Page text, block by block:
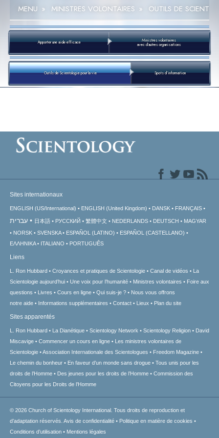
MENU » MINISTRES VOLONTAIRES » OUTILS DE
Apporter une aide efficace Ministres volontaires
avec d’autres organisations
Outils de Scientologie pour la vie Spots d’information
Sites internationaux
ENGLISH (US/International) ENGLISH (United Kingdom) DANSK FRANÇAIS
עברית 日本語 РУССКИЙ 繁體中文 NEDERLANDS DEUTSCH
MAGYAR
NORSK
SVENSKA ESPAÑOL (LATINO)
ESPAÑOL (CASTELLANO)
ΕΛΛΗΝΙΚA
ITALIANO PORTUGUÊS
Liens
L. Ron Hubbard Croyances et pratiques de Scientologie Canal de vidéos
La
Scientologie aujourd’hui
Une voix pour l’humanité Ministres volontaires
Foire aux
questions
Livres Cours en ligne Qui suis-je ?
Nous vous offrons
notre aide
Informations supplémentaires Contact Lieux Plan du site
Sites apparentés
L. Ron Hubbard La Dianétique Scientology Network Scientology Religion
David
Miscavige
Commencer un cours en ligne
Les ministres volontaires de
Scientologie
Association Internationale des Scientologues
Freedom Magazine
Le chemin du bonheur
En faveur d’un monde sans drogue
Tous unis pour les
droits de l’Homme
Des jeunes pour les droits de l’Homme
Commission des
Citoyens pour les Droits de l’Homme
© 2026 Church of Scientology International. Tous droits de reproduction et
d’adaptation réservés. Avis de confidentialité • Politique en matière de cookies •
Conditions d’utilisation • Mentions légales